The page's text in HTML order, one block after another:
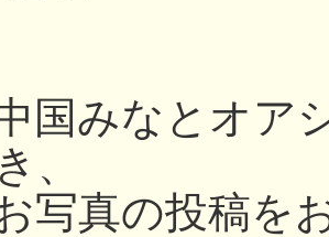
国みなとオア
、
写真の投稿を